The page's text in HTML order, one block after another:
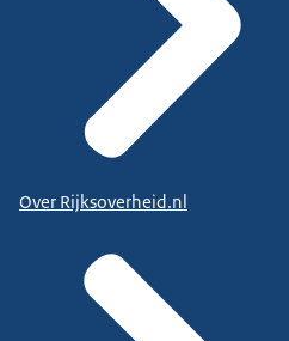
Over Rijksoverheid.nl